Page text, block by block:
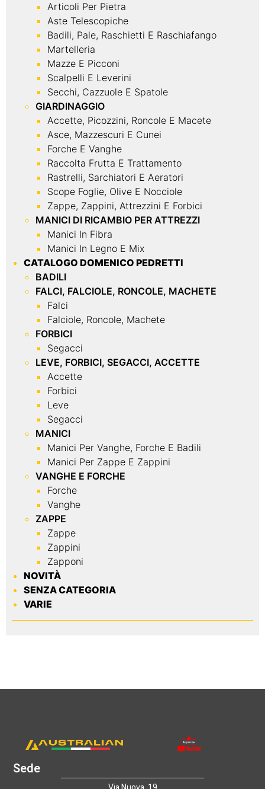
Articoli Per Pietra
Aste Telescopiche
Badili, Pale, Raschietti E Raschiafango
Martelleria
Mazze E Picconi
Scalpelli E Leverini
Secchi, Cazzuole E Spatole
GIARDINAGGIO
Accette, Picozzini, Roncole E Macete
Asce, Mazzescuri E Cunei
Forche E Vanghe
Raccolta Frutta E Trattamento
Rastrelli, Sarchiatori E Aeratori
Scope Foglie, Olive E Nocciole
Zappe, Zappini, Attrezzini E Forbici
MANICI DI RICAMBIO PER ATTREZZI
Manici In Fibra
Manici In Legno E Mix
CATALOGO DOMENICO PEDRETTI
BADILI
FALCI, FALCIOLE, RONCOLE, MACHETE
Falci
Falciole, Roncole, Machete
FORBICI
Segacci
LEVE, FORBICI, SEGACCI, ACCETTE
Accette
Forbici
Leve
Segacci
MANICI
Manici Per Vanghe, Forche E Badili
Manici Per Zappe E Zappini
VANGHE E FORCHE
Forche
Vanghe
ZAPPE
Zappe
Zappini
Zapponi
NOVITÀ
SENZA CATEGORIA
VARIE
Sede